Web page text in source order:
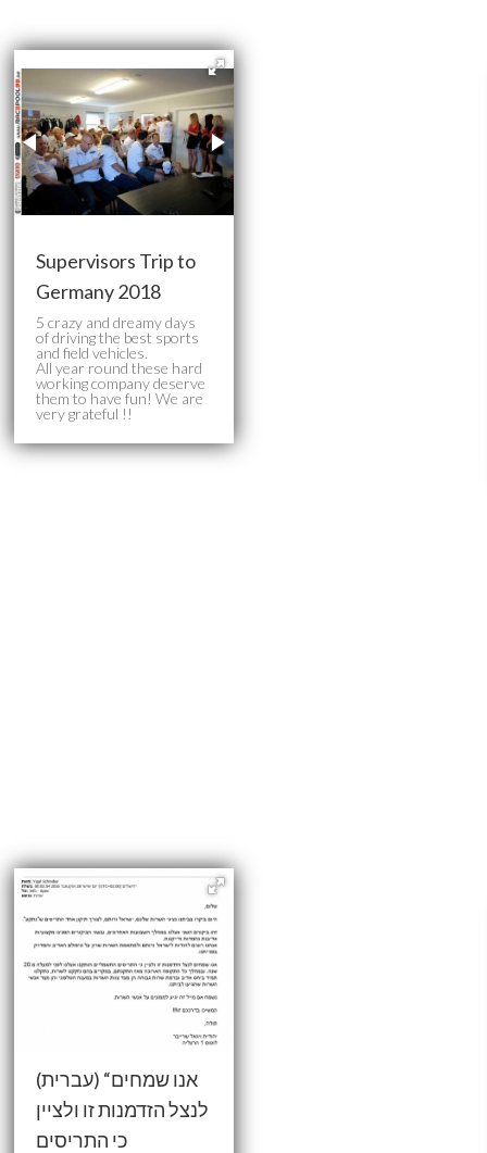
Supervisors Trip to
Germany 2018
5 crazy and dreamy days
of driving the best sports
and field vehicles.
All year round these hard
working company deserve
them to have fun! We are
very grateful !!
(עברית) “אנו שמחים
לנצל הזדמנות זו ולציין
כי התריסים